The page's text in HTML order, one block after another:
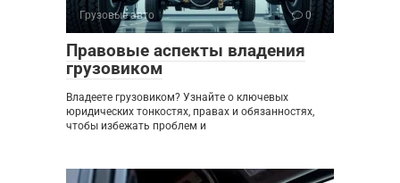
Грузовые авто 0
Правовые аспекты владения
грузовиком
Владеете грузовиком? Узнайте о ключевых
юридических тонкостях, правах и обязанностях,
чтобы избежать проблем и